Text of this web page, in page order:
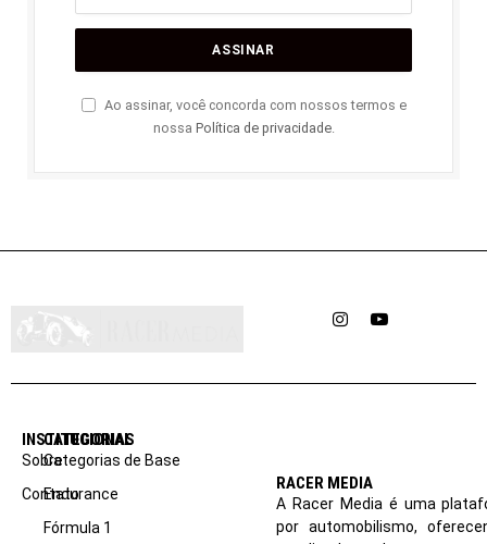
Ao assinar, você concorda com nossos termos e
nossa Política de privacidade.
InstagramYouTube
INSTITUCIONAL
Sobre
Contato
CATEGORIAS
Categorias de Base
Endurance
Fórmula 1
RACER MEDIA
A Racer Media é uma
por automobilismo,